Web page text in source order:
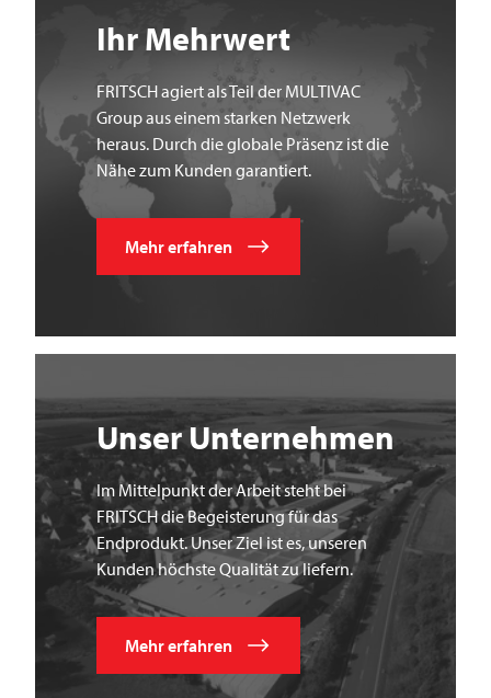
Ihr Mehrwert
FRITSCH agiert als Teil der MULTIVAC
Group aus einem starken Netzwerk
heraus. Durch die globale Präsenz ist die
Nähe zum Kunden garantiert.
Mehr erfahren
Unser Unternehmen
Im Mittelpunkt der Arbeit steht bei
FRITSCH die Begeisterung für das
Endprodukt. Unser Ziel ist es, unseren
Kunden höchste Qualität zu liefern.
Mehr erfahren